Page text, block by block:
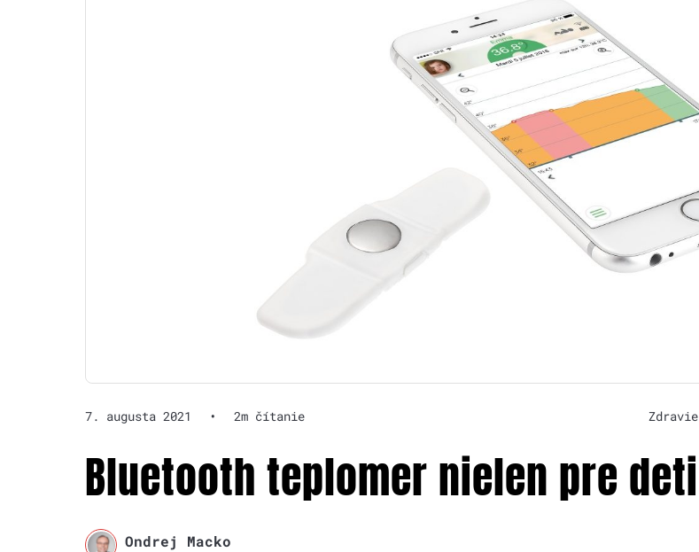
7. augusta 2021 • 2m čítanie Zdravie
Bluetooth teplomer nielen pre deti
Ondrej Macko